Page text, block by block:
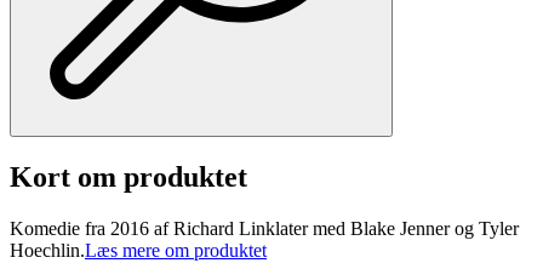
Kort om produktet
Komedie fra 2016 af Richard Linklater med Blake Jenner og Tyler
Hoechlin.Læs mere om produktet